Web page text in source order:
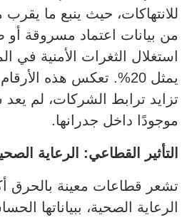
للانتهاكات، حيث ينبع ما
من بيانات اعتماد مسروقة أو
استغلال الثغرات الأمنية في
يمثل 20%. تعكس هذه
تزايد ترابط الشركات، لم
موجودًا داخل جدرانها.
التأثير القطاعي: الرعاية
تشعر قطاعات معينة بالحرق
الرعاية الصحية، ببياناتها